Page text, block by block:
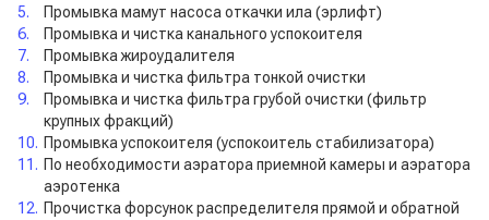
Промывка мамут насоса откачки ила (эрлифт)
Промывка и чистка канального успокоителя
Промывка жироудалителя
Промывка и чистка фильтра тонкой очистки
Промывка и чистка фильтра грубой очистки (фильтр
крупных фракций)
Промывка успокоителя (успокоитель стабилизатора)
По необходимости аэратора приемной камеры и аэратора
аэротенка
Прочистка форсунок распределителя прямой и обратной